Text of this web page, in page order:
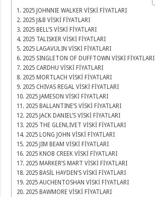
2025 JOHNNIE WALKER VİSKİ FİYATLARI
2025 J&B VİSKİ FİYATLARI
2025 BELL’S VİSKİ FİYATLARI
2025 TALISKER VİSKİ FİYATLARI
2025 LAGAVULIN VİSKİ FİYATLARI
2025 SINGLETON OF DUFFTOWN VİSKİ FİYATLARI
2025 CARDHU VİSKİ FİYATLARI
2025 MORTLACH VİSKİ FİYATLARI
2025 CHIVAS REGAL VİSKİ FİYATLARI
2025 JAMESON VİSKİ FİYATLARI
2025 BALLANTINE’S VİSKİ FİYATLARI
2025 JACK DANIEL’S VİSKİ FİYATLARI
2025 THE GLENLIVET VİSKİ FİYATLARI
2025 LONG JOHN VİSKİ FİYATLARI
2025 JIM BEAM VİSKİ FİYATLARI
2025 KNOB CREEK VİSKİ FİYATLARI
2025 MARKER’S MART VİSKİ FİYATLARI
2025 BASİL HAYDEN’S VİSKİ FİYATLARI
2025 AUCHENTOSHAN VİSKİ FİYATLARI
2025 BAWMORE VİSKİ FİYATLARI